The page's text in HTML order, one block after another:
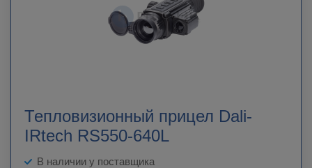
Тепловизионный прицел Dali-
IRtech RS550-640L
В наличии у поставщика